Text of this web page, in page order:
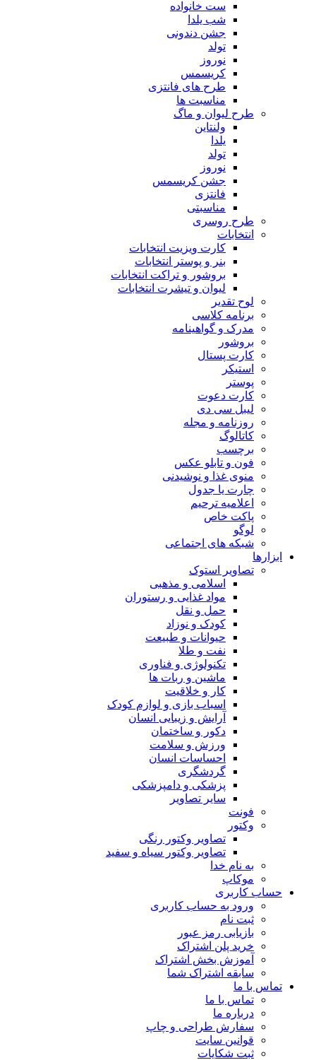
ست خانواده
شب یلدا
جشن دندونی
تولد
نوروز
کریسمس
طرح های فانتزی
مناسبت ها
طرح لیوان و ماگ
ولنتاین
یلدا
تولد
نوروز
جشن کریسمس
فانتزی
مناسبتی
طرح روسری
انتخابات
کارت ویزیت انتخابات
بنر و پوستر انتخابات
بروشور و تراکت انتخابات
لیوان و تیشرت انتخابات
لوح تقدیر
برنامه کلاسی
مدرک و گواهینامه
بروشور
کارت پستال
استیکر
پوستر
کارت دعوت
لیبل سی دی
روزنامه و مجله
کاتالوگ
برچسب
فون و تابلو عکس
منوی غذا و نوشیدنی
چارت یا جدول
اعلاميه ترحيم
پاکت خاص
لوگو
شبکه های اجتماعی
ابزارها
تصاویر استوک
اسلامی و مذهبی
مواد غذایی و رستوران
حمل و نقل
کودک و نوزاد
حیوانات و طبیعت
نفت و طلا
تکنولوژی و فناوری
ماشین و ربات ها
کار و خلاقیت
اسباب بازی و لوازم کودک
آرایش و زیبایی انسان
دکور و ساختمان
ورزش و سلامت
احساسات انسان
گردشگری
پزشکی و دامپزشکی
سایر تصاویر
فونت
وکتور
تصاویر وکتور رنگی
تصاویر وکتور سیاه و سفید
به نام خدا
موکاپ
حساب کاربری
ورود به حساب کاربری
ثبت نام
بازیابی رمز عبور
خرید پلن اشتراک
آموزش بخش اشتراک
سابقه اشتراک شما
تماس با ما
تماس با ما
درباره ما
سفارش طراحی و چاپ
قوانین سایت
ثبت شکایات